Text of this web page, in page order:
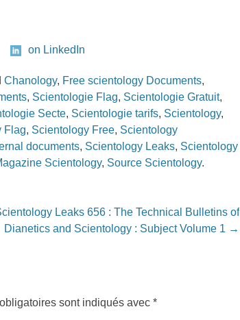
on LinkedIn
Chanology, Free scientology Documents,
, Scientologie Flag, Scientologie Gratuit,
Secte, Scientologie tarifs, Scientology,
Flag, Scientology Free, Scientology
documents, Scientology Leaks, Scientology
Scientology, Source Scientology.
Leaks 656 : The Technical Bulletins of
Dianetics and Scientology : Subject Volume 1 →
sont indiqués avec*